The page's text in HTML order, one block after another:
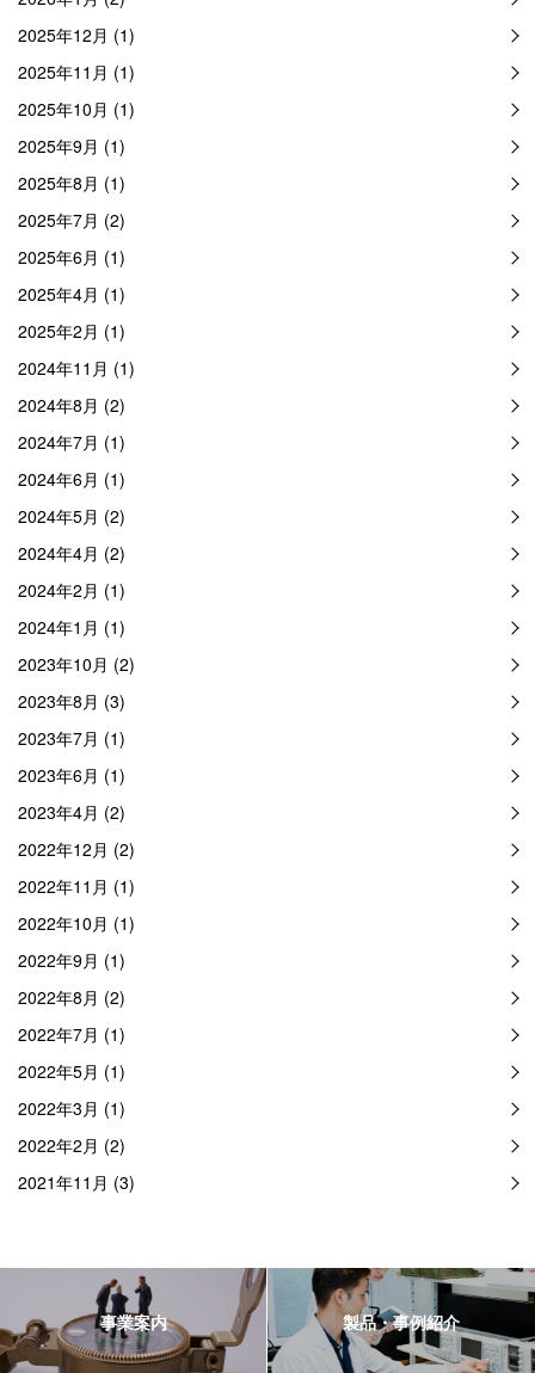
2025年12月 (1)
2025年11月 (1)
2025年10月 (1)
2025年9月 (1)
2025年8月 (1)
2025年7月 (2)
2025年6月 (1)
2025年4月 (1)
2025年2月 (1)
2024年11月 (1)
2024年8月 (2)
2024年7月 (1)
2024年6月 (1)
2024年5月 (2)
2024年4月 (2)
2024年2月 (1)
2024年1月 (1)
2023年10月 (2)
2023年8月 (3)
2023年7月 (1)
2023年6月 (1)
2023年4月 (2)
2022年12月 (2)
2022年11月 (1)
2022年10月 (1)
2022年9月 (1)
2022年8月 (2)
2022年7月 (1)
2022年5月 (1)
2022年3月 (1)
2022年2月 (2)
2021年11月 (3)
事業案内 製品・事例紹介